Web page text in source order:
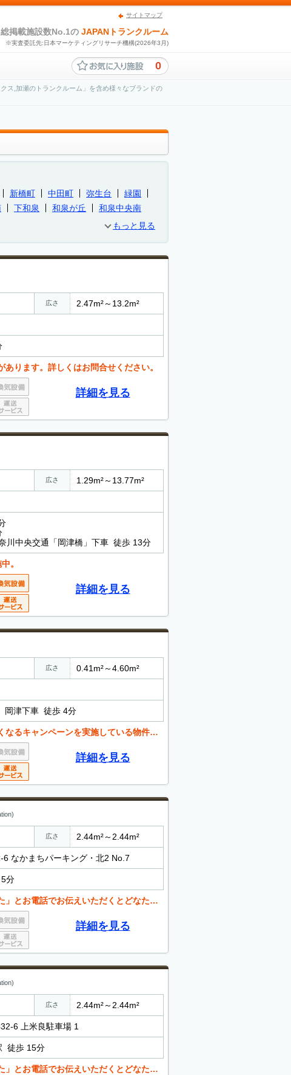
サイトマップ
総掲載施設数No.1の JAPANトランクルーム
※実査委託先:日本マーケティングリサーチ機構(2026年3月)
0
ス,加瀬のトランクルーム」を含め様々なブランドの
新橋町 中田町 弥生台
緑園
下和泉 和泉が丘
和泉中央南
もっと見る
広さ 2.47m²～13.2m²
ります。詳しくはお問合せください。
詳細を見る
広さ 1.29m²～13.77m²
川中央交通「岡津橋」下車 徒歩 13分
。
詳細を見る
広さ 0.41m²～4.60m²
岡津下車 徒歩 4分
している物件もございます。お気軽にお問い合わせください。
詳細を見る
広さ 2.44m²～2.44m²
なかまちパーキング・北2 No.7
分
いただくとどなたでも値引き可能。 お気軽にご相談ください。
詳細を見る
広さ 2.44m²～2.44m²
6 上米良駐車場 1
徒歩 15分
いただくとどなたでも値引き可能。 お気軽にご相談ください。